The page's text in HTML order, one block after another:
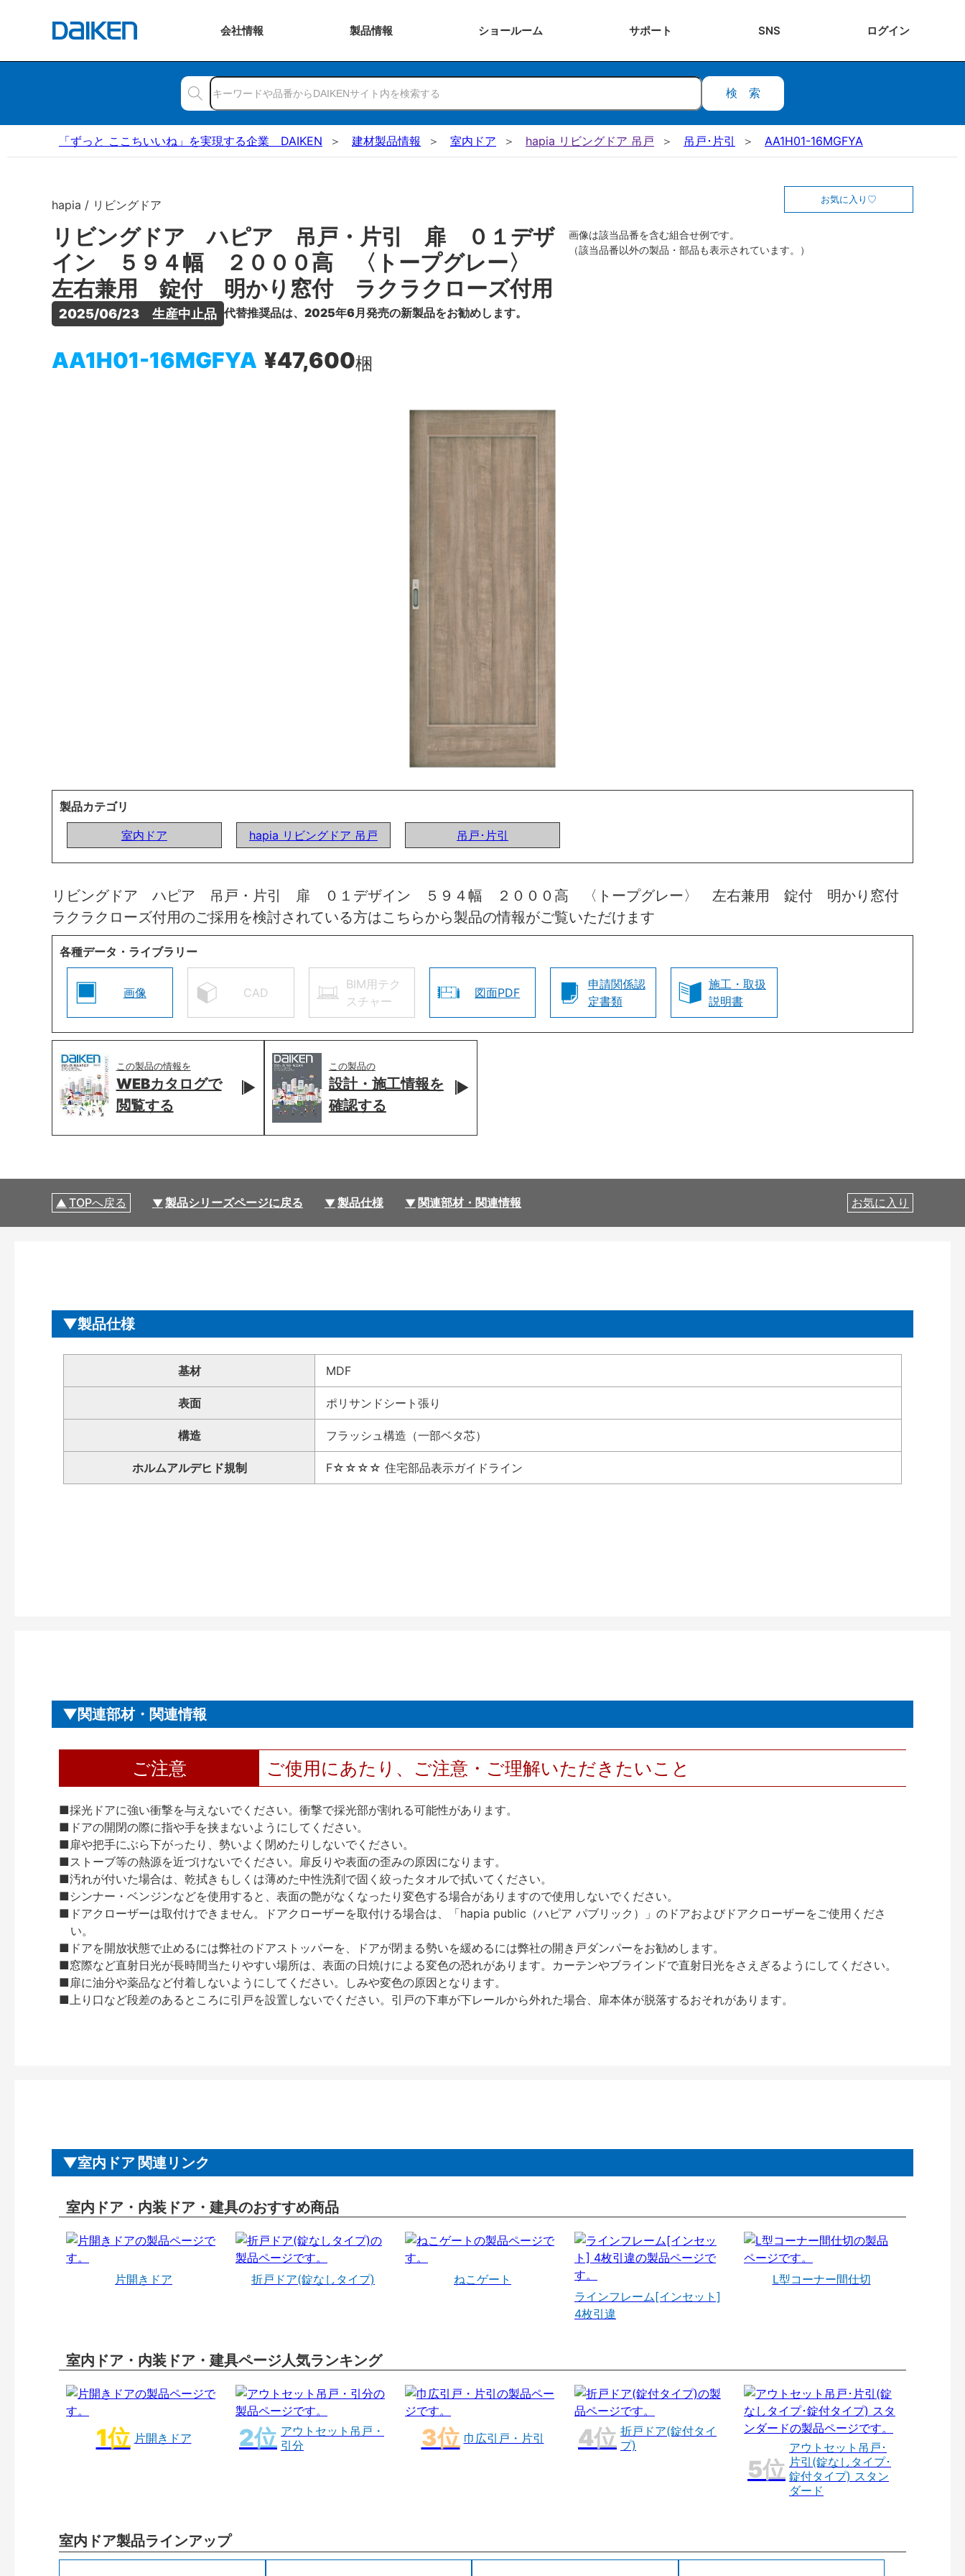
会社情報 製品情報 ショールーム サポート SNS ログイン
検索
「ずっと ここちいいね」を実現する企業 DAIKEN 建材製品情報 室内ドア hapia リビングドア 吊戸 吊戸･片引 AA1H01-16MGFYA
hapia / リビングドア
リビングドア ハピア 吊戸・片引 扉 ０１デザ
イン ５９４幅 ２０００高 〈トープグレー〉
左右兼用 錠付 明かり窓付 ラクラクローズ付用
2025/06/23　生産中止品 代替推奨品は、2025年6月発売の新製品をお勧めします。
AA1H01-16MGFYA ¥47,600梱
お気に入り
画像は該当品番を含む組合せ例です。
（該当品番以外の製品・部品も表示されています。）
製品カテゴリ
室内ドア
hapia リビングドア 吊戸 吊戸･片引
リビングドア ハピア 吊戸・片引 扉 ０１デザイン ５９４幅 ２０００高 〈トープグレー〉 左右兼用 錠付 明かり窓付
ラクラクローズ付用のご採用を検討されている方はこちらから製品の情報がご覧いただけます
各種データ・ライブラリー
画像 CAD
BIM用テク
スチャー
図面PDF
申請関係認
定書類
施工・取扱
説明書
この製品の情報を
WEBカタログで
閲覧する
この製品の
設計・施工情報を
確認する
TOPへ戻る 製品シリーズページに戻る 製品仕様 関連部材・関連情報 お気に入り
製品仕様
基材 MDF
表面 ポリサンドシート張り
構造 フラッシュ構造（一部ベタ芯）
ホルムアルデヒド規制 F☆☆☆☆ 住宅部品表示ガイドライン
関連部材・関連情報
ご注意 ご使用にあたり、ご注意・ご理解いただきたいこと
■採光ドアに強い衝撃を与えないでください。衝撃で採光部が割れる可能性があります。
■ドアの開閉の際に指や手を挟まないようにしてください。
■扉や把手にぶら下がったり、勢いよく閉めたりしないでください。
■ストーブ等の熱源を近づけないでください。扉反りや表面の歪みの原因になります。
■汚れが付いた場合は、乾拭きもしくは薄めた中性洗剤で固く絞ったタオルで拭いてください。
■シンナー・ベンジンなどを使用すると、表面の艶がなくなったり変色する場合がありますので使用しないでください。
■ドアクローザーは取付けできません。ドアクローザーを取付ける場合は、「hapia public（ハピア パブリック）」のドアおよびドアクローザーをご使用くださ
い。
■ドアを開放状態で止めるには弊社のドアストッパーを、ドアが閉まる勢いを緩めるには弊社の開き戸ダンパーをお勧めします。
■窓際など直射日光が長時間当たりやすい場所は、表面の日焼けによる変色の恐れがあります。カーテンやブラインドで直射日光をさえぎるようにしてください。
■扉に油分や薬品など付着しないようにしてください。しみや変色の原因となります。
■上り口など段差のあるところに引戸を設置しないでください。引戸の下車が下レールから外れた場合、扉本体が脱落するおそれがあります。
室内ドア 関連リンク
室内ドア・内装ドア・建具のおすすめ商品
片開きドア 折戸ドア(錠なしタイプ)
ねこゲート
ラインフレーム[インセット]
4枚引違
L型コーナー間仕切
室内ドア・内装ドア・建具ページ人気ランキング
片開きドア
アウトセット吊戸・
引分
巾広引戸・片引
折戸ドア(錠付タイ
プ)
アウトセット吊戸･
片引(錠なしタイプ･
錠付タイプ) スタン
ダード
室内ドア製品ラインアップ